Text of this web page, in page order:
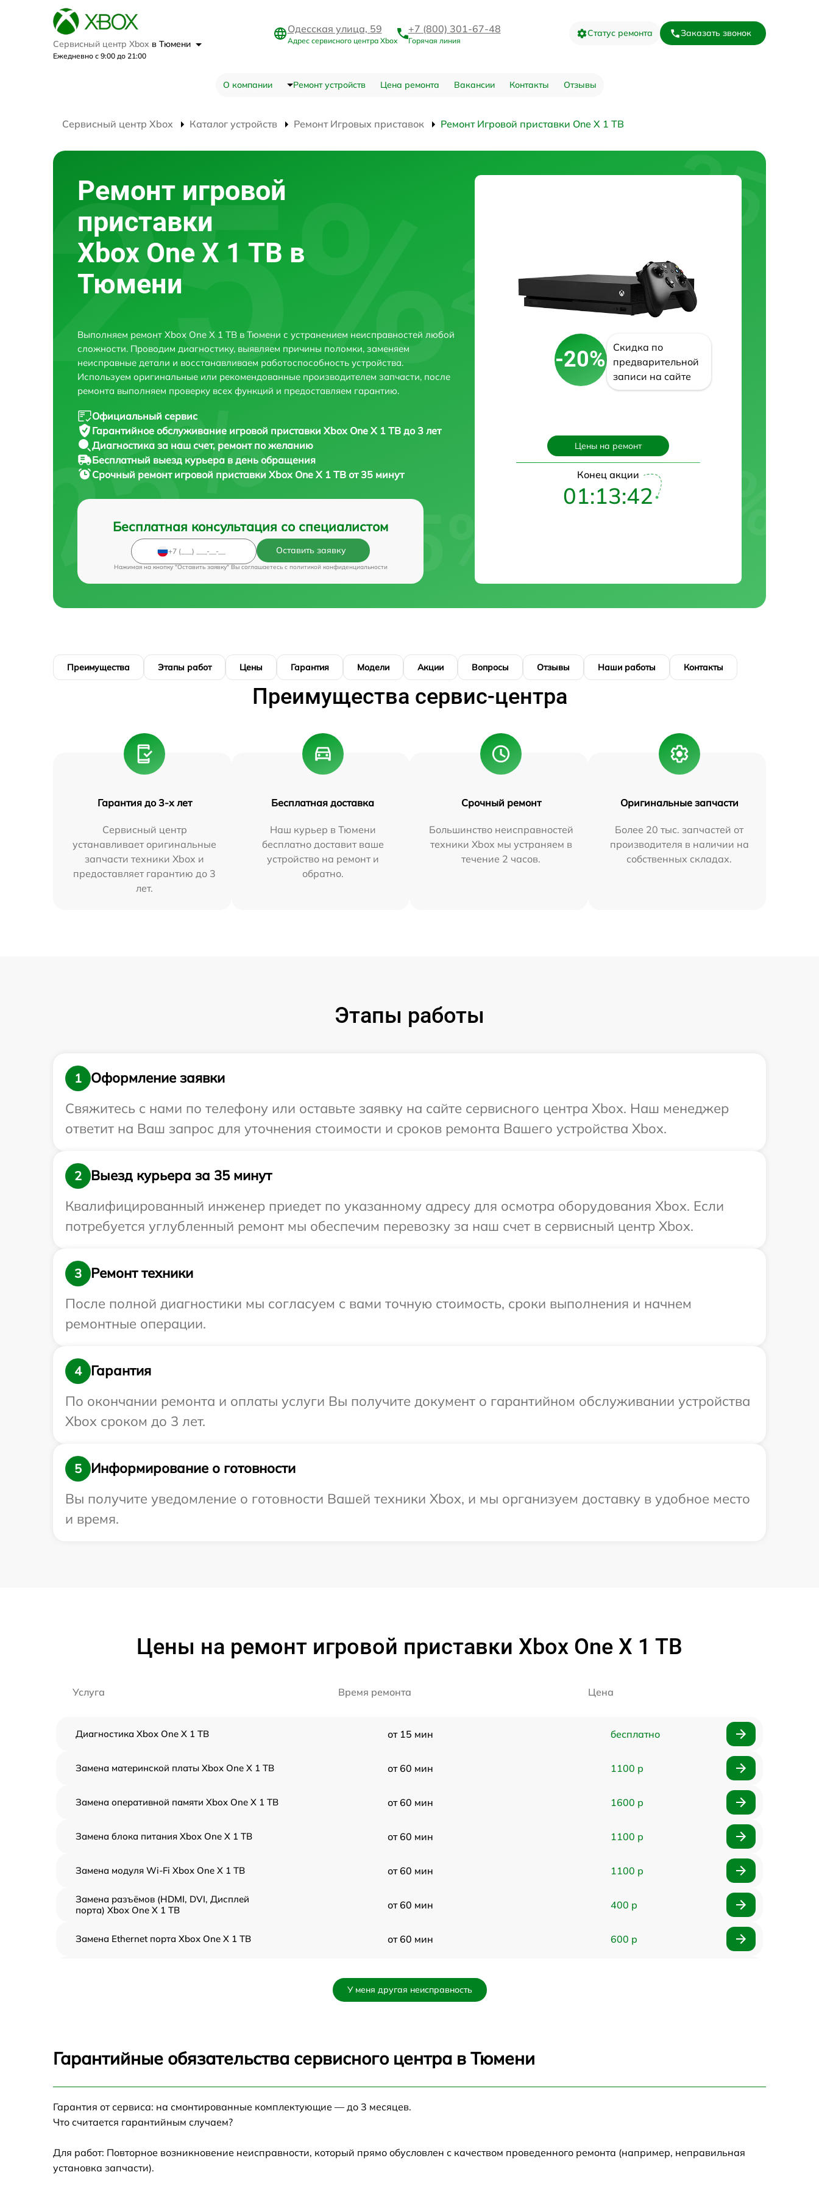
Сервисный центр Xbox в Тюмени
Ежедневно с 9:00 до 21:00
Одесская улица, 59
Адрес сервисного центра Xbox
+7 (800) 301-67-48
Горячая линия
Статус ремонта Заказать звонок
О компании Ремонт устройств Цена ремонта Вакансии Контакты Отзывы
Сервисный центр Xbox Каталог устройств Ремонт Игровых приставок Ремонт Игровой приставки One X 1 TB
Ремонт игровой
приставки
Xbox One X 1 TB в
Тюмени
Выполняем ремонт Xbox One X 1 TB в Тюмени с устранением неисправностей любой
сложности. Проводим диагностику, выявляем причины поломки, заменяем
неисправные детали и восстанавливаем работоспособность устройства.
Используем оригинальные или рекомендованные производителем запчасти, после
ремонта выполняем проверку всех функций и предоставляем гарантию.
Официальный сервис
Гарантийное обслуживание игровой приставки Xbox One X 1 TB до 3 лет
Диагностика за наш счет, ремонт по желанию
Бесплатный выезд курьера в день обращения
Срочный ремонт игровой приставки Xbox One X 1 TB от 35 минут
Бесплатная консультация со специалистом
Оставить заявку
Нажимая на кнопку "Оставить заявку" Вы соглашаетесь c политикой конфиденциальности
-20%
Скидка по
предварительной
записи на сайте
Цены на ремонт
Конец акции
01:13:42
Преимущества Этапы работ Цены Гарантия Модели Акции Вопросы Отзывы Наши работы Контакты
Преимущества сервис-центра
Гарантия до 3-х лет
Сервисный центр
устанавливает оригинальные
запчасти техники Xbox и
предоставляет гарантию до 3
лет.
Бесплатная доставка
Наш курьер в Тюмени
бесплатно доставит ваше
устройство на ремонт и
обратно.
Срочный ремонт
Большинство неисправностей
техники Xbox мы устраняем в
течение 2 часов.
Оригинальные запчасти
Более 20 тыс. запчастей от
производителя в наличии на
собственных складах.
Этапы работы
1
Оформление заявки
Свяжитесь с нами по телефону или оставьте заявку на сайте сервисного центра Xbox. Наш менеджер
ответит на Ваш запрос для уточнения стоимости и сроков ремонта Вашего устройства Xbox.
2
Выезд курьера за 35 минут
Квалифицированный инженер приедет по указанному адресу для осмотра оборудования Xbox. Если
потребуется углубленный ремонт мы обеспечим перевозку за наш счет в сервисный центр Xbox.
3
Ремонт техники
После полной диагностики мы согласуем с вами точную стоимость, сроки выполнения и начнем
ремонтные операции.
4
Гарантия
По окончании ремонта и оплаты услуги Вы получите документ о гарантийном обслуживании устройства
Xbox сроком до 3 лет.
5
Информирование о готовности
Вы получите уведомление о готовности Вашей техники Xbox, и мы организуем доставку в удобное место
и время.
Цены на ремонт игровой приставки Xbox One X 1 TB
Услуга Время ремонта Цена
Диагностика Xbox One X 1 TB от 15 мин бесплатно
Замена материнской платы Xbox One X 1 TB от 60 мин 1100 р
Замена оперативной памяти Xbox One X 1 TB от 60 мин 1600 р
Замена блока питания Xbox One X 1 TB от 60 мин 1100 р
Замена модуля Wi-Fi Xbox One X 1 TB от 60 мин 1100 р
Замена разъёмов (HDMI, DVI, Дисплей
порта) Xbox One X 1 TB
от 60 мин 400 р
Замена Ethernet порта Xbox One X 1 TB от 60 мин 600 р
Замена системы охлаждения Xbox One X 1
от 60 мин
У меня другая неисправность
Гарантийные обязательства сервисного центра в Тюмени
Гарантия от сервиса: на смонтированные комплектующие — до 3 месяцев.
Что считается гарантийным случаем?
Для работ: Повторное возникновение неисправности, который прямо обусловлен с качеством проведенного ремонта (например, неправильная
установка запчасти).